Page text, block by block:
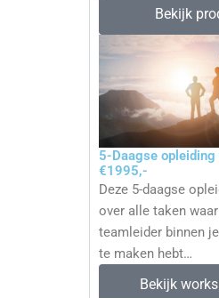
Bekijk
5-Daagse
€1995,-
Deze 5-daagse
over alle taken
teamleider binnen
te maken hebt…
Bekijk